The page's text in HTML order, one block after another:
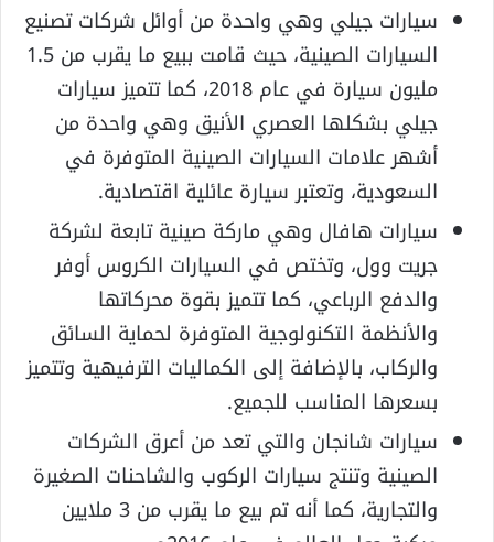
سيارات جيلي وهي واحدة من أوائل شركات تصنيع
السيارات الصينية، حيث قامت ببيع ما يقرب من 1.5
مليون سيارة في عام 2018، كما تتميز سيارات
جيلي بشكلها العصري الأنيق وهي واحدة من
أشهر علامات السيارات الصينية المتوفرة في
السعودية، وتعتبر سيارة عائلية اقتصادية.
سيارات هافال وهي ماركة صينية تابعة لشركة
جريت وول، وتختص في السيارات الكروس أوفر
والدفع الرباعي، كما تتميز بقوة محركاتها
والأنظمة التكنولوجية المتوفرة لحماية السائق
والركاب، بالإضافة إلى الكماليات الترفيهية وتتميز
بسعرها المناسب للجميع.
سيارات شانجان والتي تعد من أعرق الشركات
الصينية وتنتج سيارات الركوب والشاحنات الصغيرة
والتجارية، كما أنه تم بيع ما يقرب من 3 ملايين